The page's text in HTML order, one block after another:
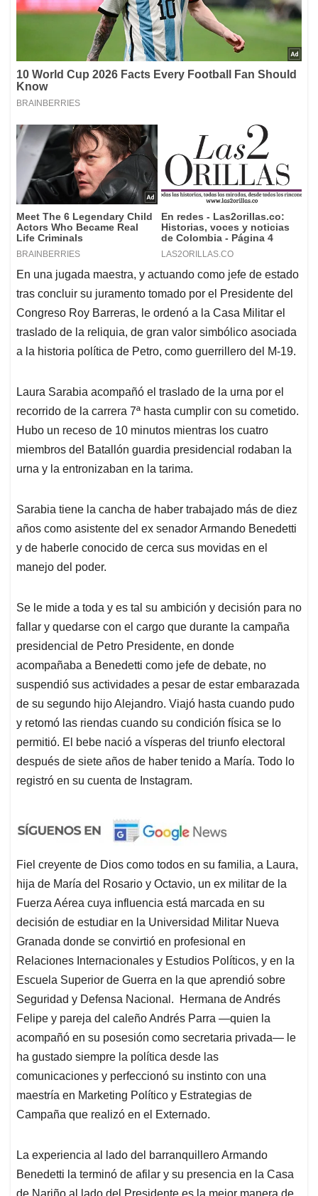
En una jugada maestra, y actuando como jefe de estado
tras concluir su juramento tomado por el Presidente del
Congreso Roy Barreras, le ordenó a la Casa Militar el
traslado de la reliquia, de gran valor simbólico asociada
a la historia política de Petro, como guerrillero del M-19.
Laura Sarabia acompañó el traslado de la urna por el
recorrido de la carrera 7ª hasta cumplir con su cometido.
Hubo un receso de 10 minutos mientras los cuatro
miembros del Batallón guardia presidencial rodaban la
urna y la entronizaban en la tarima.
Sarabia tiene la cancha de haber trabajado más de diez
años como asistente del ex senador Armando Benedetti
y de haberle conocido de cerca sus movidas en el
manejo del poder.
Se le mide a toda y es tal su ambición y decisión para no
fallar y quedarse con el cargo que durante la campaña
presidencial de Petro Presidente, en donde
acompañaba a Benedetti como jefe de debate, no
suspendió sus actividades a pesar de estar embarazada
de su segundo hijo Alejandro. Viajó hasta cuando pudo
y retomó las riendas cuando su condición física se lo
permitió. El bebe nació a vísperas del triunfo electoral
después de siete años de haber tenido a María. Todo lo
registró en su cuenta de Instagram.
Fiel creyente de Dios como todos en su familia, a Laura,
hija de María del Rosario y Octavio, un ex militar de la
Fuerza Aérea cuya influencia está marcada en su
decisión de estudiar en la Universidad Militar Nueva
Granada donde se convirtió en profesional en
Relaciones Internacionales y Estudios Políticos, y en la
Escuela Superior de Guerra en la que aprendió sobre
Seguridad y Defensa Nacional. Hermana de Andrés
Felipe y pareja del caleño Andrés Parra —quien la
acompañó en su posesión como secretaria privada— le
ha gustado siempre la política desde las
comunicaciones y perfeccionó su instinto con una
maestría en Marketing Político y Estrategias de
Campaña que realizó en el Externado.
La experiencia al lado del barranquillero Armando
Benedetti la terminó de afilar y su presencia en la Casa